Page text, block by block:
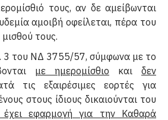
τους, αν δε αμείβωνται
αμοιβή οφείλεται, πέρα του
τους.
3 του NΔ 3755/57, σύμφωνα με το
με ημερομίσθιο και δεν
τις εξαιρέσιμες εορτές για
στους ίδιους δικαιούνται του
έχει εφαρμογή για την Kαθαρά